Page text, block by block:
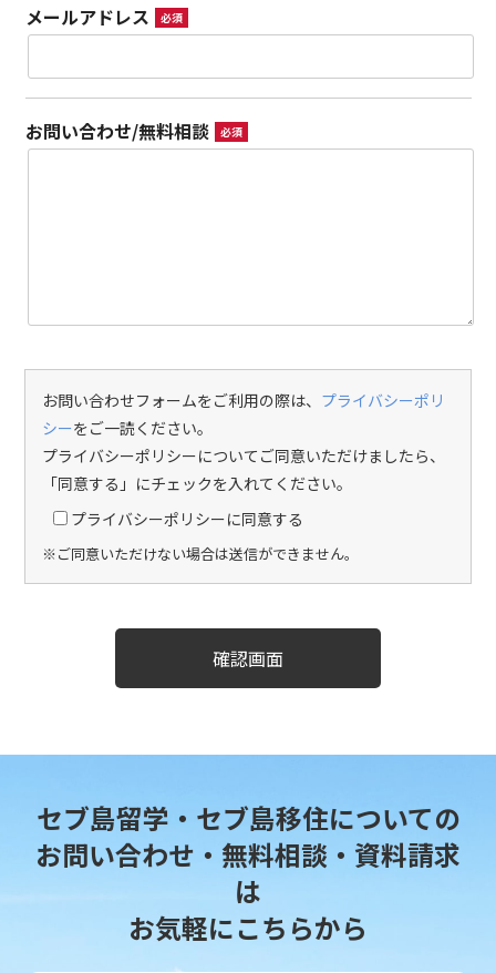
メールアドレス 必須
お問い合わせ/無料相談 必須
お問い合わせフォームをご利用の際は、 プライバシーポリ
シーをご一読ください。
プライバシーポリシーについてご同意いただけましたら、
「同意する」にチェックを入れてください。
プライバシーポリシーに同意する
ご同意いただけない場合は送信ができません。
確認画面
セブ島留学・セブ島移住についての
お問い合わせ・無料相談・資料請求
は
お気軽にこちらから